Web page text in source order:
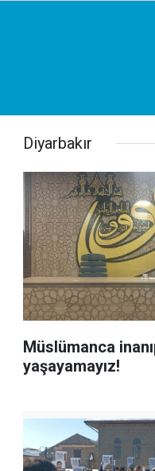
Diyarbakır
Müslümanca
yaşayamayız!